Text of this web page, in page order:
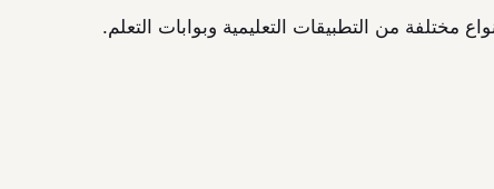
من التطبيقات التعليمية وبوابات التعلم.